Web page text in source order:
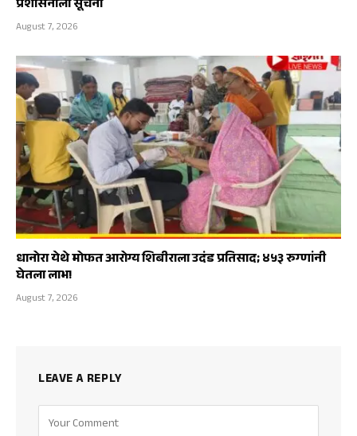
प्रशासनाला सूचना
August 7, 2026
धानोरा येथे मोफत आरोग्य शिबीराला उदंड प्रतिसाद; ४५३ रुग्णांनी
घेतला लाभ!
August 7, 2026
LEAVE A REPLY